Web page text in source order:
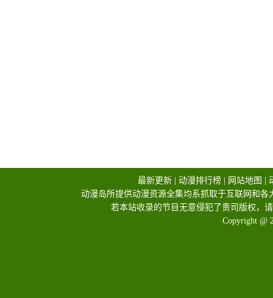
最新更新 动漫排行榜 网站地图
动漫岛所提供动漫资源全集均系抓取于互联网和
若本站收录的节目无意侵犯了贵司版权，
Copyright @